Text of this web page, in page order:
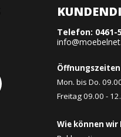
Telefon: 0461-
Mon. bis Do.
Freitag 09.00 -
Wie können wir